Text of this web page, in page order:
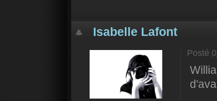
Isabelle Lafont
Posté